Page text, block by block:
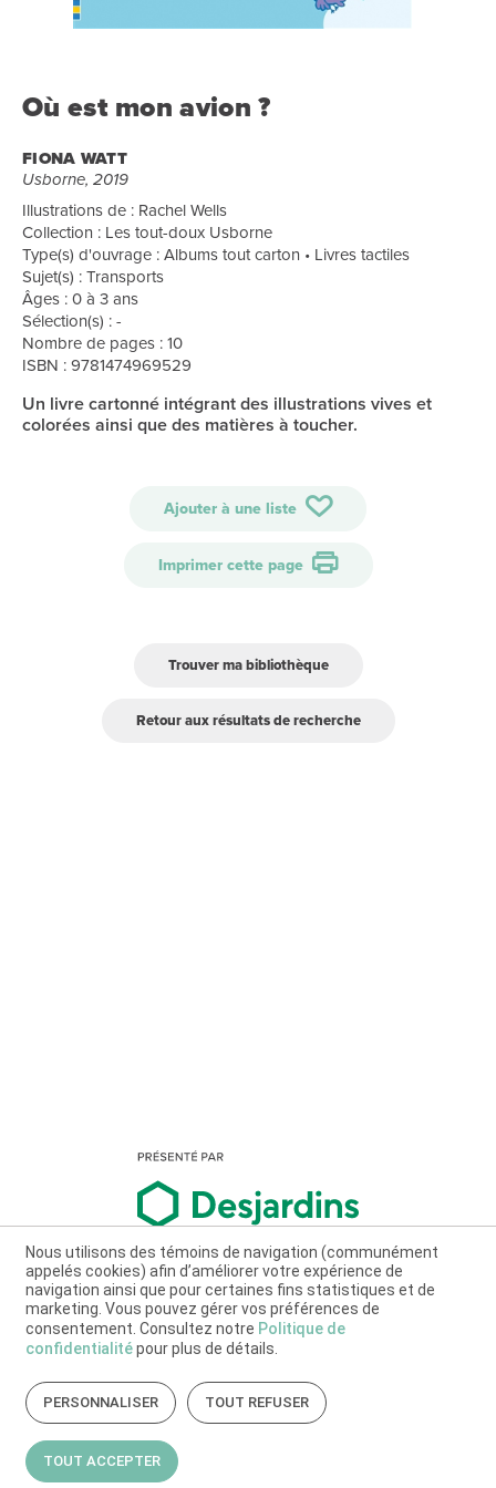
Où est mon avion ?
FIONA WATT
Usborne, 2019
Illustrations de : Rachel Wells
Collection : Les tout-doux Usborne
Type(s) d'ouvrage : Albums tout carton • Livres tactiles
Sujet(s) : Transports
Âges : 0 à 3 ans
Sélection(s) : -
Nombre de pages : 10
ISBN : 9781474969529
Un livre cartonné intégrant des illustrations vives et
colorées ainsi que des matières à toucher.
Ajouter à une liste
Imprimer cette page
Trouver ma bibliothèque
Retour aux résultats de recherche
Nous utilisons des témoins de navigation (communément
appelés cookies) afin d’améliorer votre expérience de
navigation ainsi que pour certaines fins statistiques et de
marketing. Vous pouvez gérer vos préférences de
consentement. Consultez notre Politique de
confidentialitépour plus de détails.
PERSONNALISER TOUT REFUSER
TOUT ACCEPTER